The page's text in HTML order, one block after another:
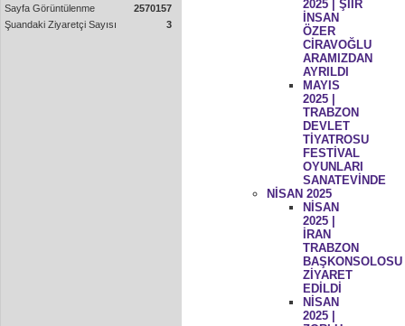
Sayfa Görüntülenme
2570157
Şuandaki Ziyaretçi Sayısı
3
2025 | ŞİİR
İNSAN
ÖZER
CİRAVOĞLU
ARAMIZDAN
AYRILDI
MAYIS
2025 |
TRABZON
DEVLET
TİYATROSU
FESTİVAL
OYUNLARI
SANATEVİNDE
NİSAN 2025
NİSAN
2025 |
İRAN
TRABZON
BAŞKONSOLOSU
ZİYARET
EDİLDİ
NİSAN
2025 |